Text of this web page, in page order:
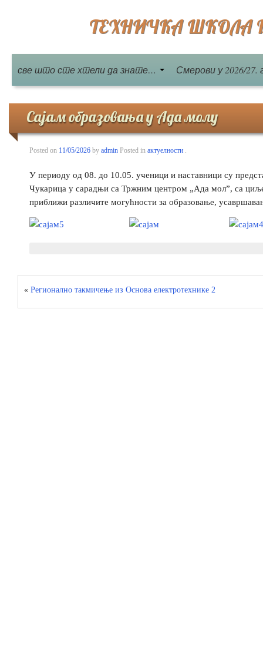
ТЕХНИЧКА ШКОЛА
све што сте хтели да знате… Смерови у 2026/27.
Сајам образовања у Ада молу
Posted on 11/05/2026 by admin Posted in актуелности .
У периоду од 08. до 10.05. ученици и наставници су
Чукарица у сарадњи са Тржним центром „Ада мол”, са
приближи различите могућности за образовање,
« Регионално такмичење из Основа електротехнике 2